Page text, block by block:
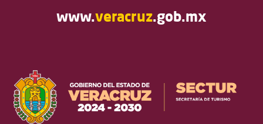
www.veracruz.gob.mx